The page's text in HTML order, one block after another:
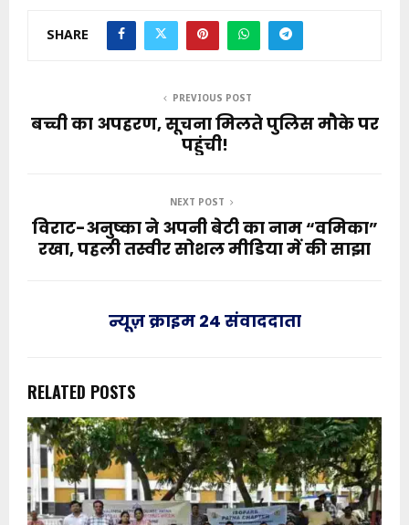
SHARE
PREVIOUS POST
बच्ची का अपहरण, सूचना मिलते पुलिस मौके पर
पहुंची!
NEXT POST
विराट-अनुष्का ने अपनी बेटी का नाम “वमिका”
रखा, पहली तस्वीर सोशल मीडिया में की साझा
न्यूज़ क्राइम 24 संवाददाता
RELATED POSTS